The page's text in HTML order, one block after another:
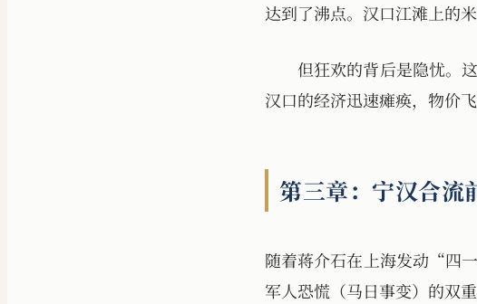
达到了沸点。汉口江滩上的
但狂欢的背后是隐忧。
汉口的经济迅速瘫痪，物价
第三章：宁汉合流
随着蒋介石在上海发动“四
军人恐慌（马日事变）的双